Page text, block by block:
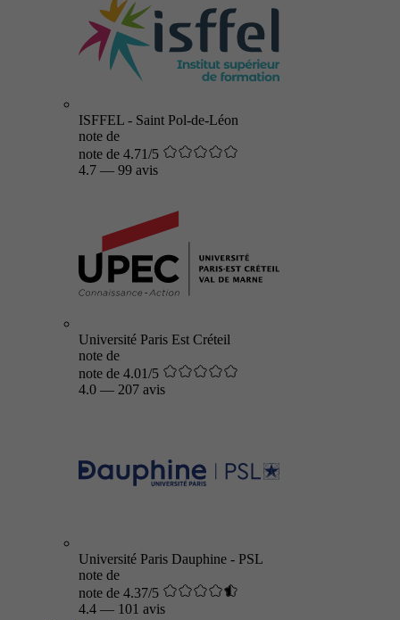
ISFFEL - Saint Pol-de-Léon
note de
note de 4.71/5
4.7 — 99 avis
Université Paris Est Créteil
note de
note de 4.01/5
4.0 — 207 avis
Université Paris Dauphine - PSL
note de
note de 4.37/5
4.4 — 101 avis